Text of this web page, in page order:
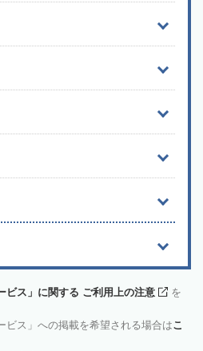
ビス」に関する ご利用上の注意
を
ビス」への掲載を希望される場合はこ